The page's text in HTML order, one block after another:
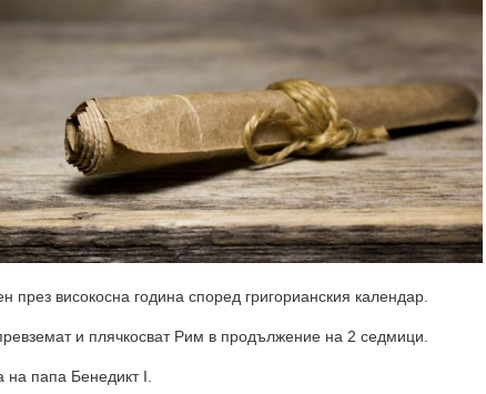
високосна година според григорианския календар.
и плячкосват Рим в продължение на 2 седмици.
на папа Бенедикт I.